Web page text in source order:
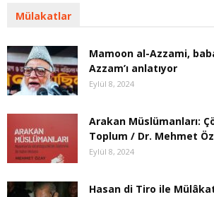
Mülakatlar
Mamoon al-Azzami,
Azzam’ı anlatıyor
Eylül 8, 2024
Arakan Müslümanları:
Toplum / Dr. Mehmet
Eylül 8, 2024
Hasan di Tiro ile